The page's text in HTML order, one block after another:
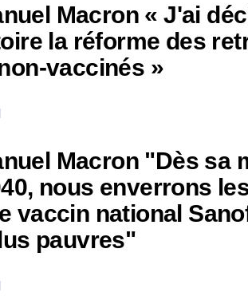
Macron « J'ai
la réforme des
vaccinés »
Macron "Dès sa
nous enverrons
vaccin national
pauvres"